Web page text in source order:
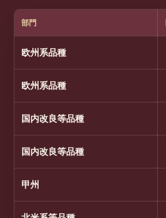
部門
欧州系品種
欧州系品種
国内改良等品種
国内改良等品種
甲州